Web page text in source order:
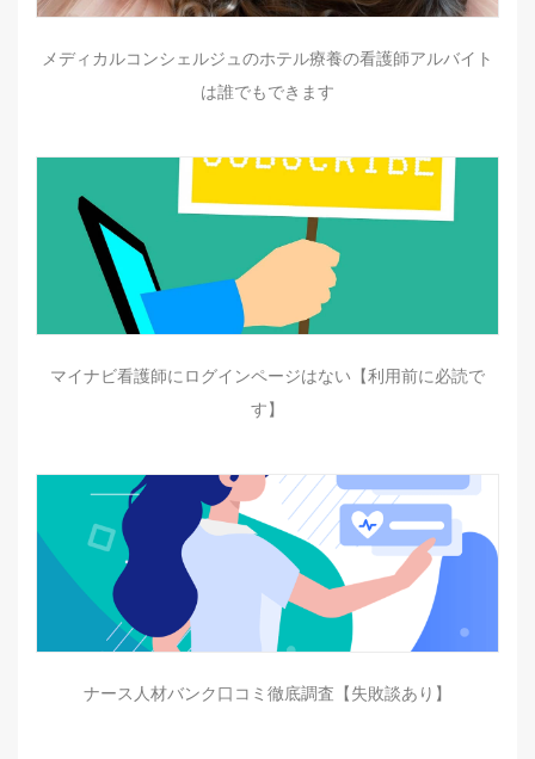
メディカルコンシェルジュのホテル療養の看護師アルバイト
は誰でもできます
マイナビ看護師にログインページはない【利用前に必読で
す】
ナース人材バンク口コミ徹底調査【失敗談あり】